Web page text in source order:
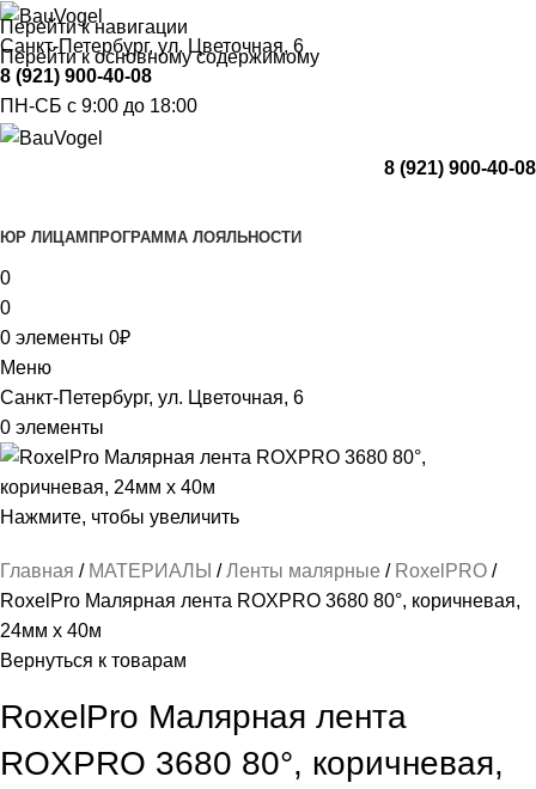
Перейти к навигации
Перейти к основному содержимому
Санкт-Петербург, ул. Цветочная, 6
8 (921) 900-40-08
ПН-СБ с 9:00 до 18:00
8 (921) 900-40-08
ЮР ЛИЦАМПРОГРАММА ЛОЯЛЬНОСТИ
0
0
0 элементы 0₽
Меню
Санкт-Петербург, ул. Цветочная, 6
0 элементы
Нажмите, чтобы увеличить
Главная МАТЕРИАЛЫ Ленты малярные
RoxelPRO
RoxelPro Малярная лента ROXPRO 3680 80°, коричневая,
24мм х 40м
Вернуться к товарам
RoxelPro Малярная лента
ROXPRO 3680 80°, коричневая,